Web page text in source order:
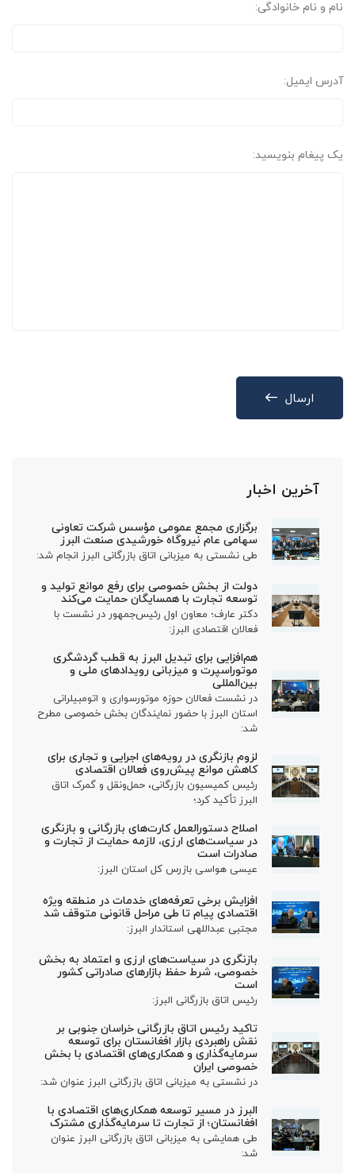
نام و نام خانوادگی:
آدرس ایمیل:
یک پیغام بنویسید:
ارسال
آخرین اخبار
برگزاری مجمع عمومی مؤسس شرکت تعاونی
سهامی عام نیروگاه خورشیدی صنعت البرز
طی نشستی به میزبانی اتاق بازرگانی البرز انجام شد:
دولت از بخش خصوصی برای رفع موانع تولید و
توسعه تجارت با همسایگان حمایت می‌کند
دکتر عارف؛ معاون اول رئیس‌جمهور در نشست با
فعالان اقتصادی البرز:
هم‌افزایی برای تبدیل البرز به قطب گردشگری
موتوراسپرت و میزبانی رویدادهای ملی و
بین‌المللی
در نشست فعالان حوزه موتورسواری و اتومبیلرانی
استان البرز با حضور نمایندگان بخش خصوصی مطرح
شد:
لزوم بازنگری در رویه‌های اجرایی و تجاری برای
کاهش موانع پیش‌روی فعالان اقتصادی
رئیس کمیسیون بازرگانی، حمل‌ونقل و گمرک اتاق
البرز تأکید کرد؛
اصلاح دستورالعمل کارت‌های بازرگانی و بازنگری
در سیاست‌های ارزی، لازمه حمایت از تجارت و
صادرات است
عیسی هواسی بازرس کل استان البرز:
افزایش برخی تعرفه‌های خدمات در منطقه ویژه
اقتصادی پیام تا طی مراحل قانونی متوقف شد
مجتبی عبداللهی استاندار البرز:
بازنگری در سیاست‌های ارزی و اعتماد به بخش
خصوصی، شرط حفظ بازارهای صادراتی کشور
است
رئیس اتاق بازرگانی البرز:
تاکید رئیس اتاق بازرگانی خراسان جنوبی بر
نقش راهبردی بازار افغانستان برای توسعه
سرمایه‌گذاری و همکاری‌های اقتصادی با بخش
خصوصی ایران
در نشستی به میزبانی اتاق بازرگانی البرز عنوان شد:
البرز در مسیر توسعه همکاری‌های اقتصادی با
افغانستان؛ از تجارت تا سرمایه‌گذاری مشترک
طی همایشی به میزبانی اتاق بازرگانی البرز عنوان
شد: